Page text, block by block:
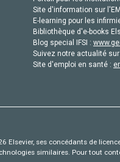
Site d'information sur
E-learning pour les
Bibliothèque d'e-books
Blog special IFSI :
Suivez notre actualité
Site d'emploi en santé :
Elsevier, ses concédants de
similaires. Pour tout